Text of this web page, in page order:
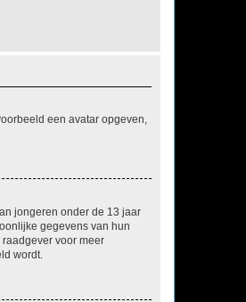
een avatar opgeven,
jongeren onder de 13 jaar
gegevens van hun
voor meer
wordt.